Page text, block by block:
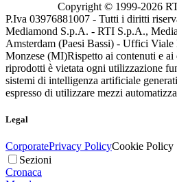
Copyright © 1999-2026
P.Iva 03976881007 - Tutti i diritti
Mediamond S.p.A. - RTI S.p.A.,
Amsterdam (Paesi Bassi) - Uffici
Monzese (MI)Rispetto ai contenuti e ai
riprodotti è vietata ogni utilizzazione
sistemi di intelligenza artificiale
espresso di utilizzare mezzi
Legal
CorporatePrivacy PolicyCookie Policy
Sezioni
Cronaca